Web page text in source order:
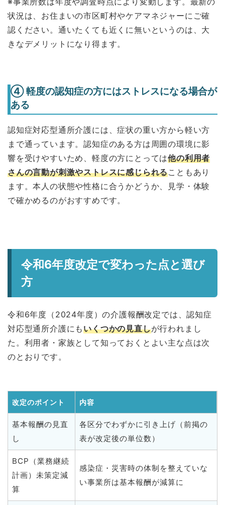
状況は、お住まいの市区町村やケアマネジャーにご確
認ください。通いたくても近くに無いというのは、大
きなデメリットになり得ます。
④ 軽度の認知症の方にはストレスになる場合が
ある
認知症対応型通所介護には、症状の重い方から軽い方
まで通っています。認知症のある方は周囲の環境に影
響を受けやすいため、軽度の方にとっては他の利用者
さんの言動が刺激やストレスに感じられることもあり
ます。本人の状態や性格に合うかどうか、見学・体験
で確かめるのがおすすめです。
令和6年度改定で変わった点と選び
方
令和6年度（2024年度）の介護報酬改定では、認知症
対応型通所介護にもいくつかの見直しが行われまし
た。利用者・家族として知っておくとよい主な点は次
のとおりです。
改定のポイント 内容
基本報酬の見直
し
各区分でわずかに引き上げ（前掲の
表が改定後の単位数）
BCP（業務継続
計画）未策定減
算
感染症・災害時の体制を整えていな
い事業所は基本報酬が減算に